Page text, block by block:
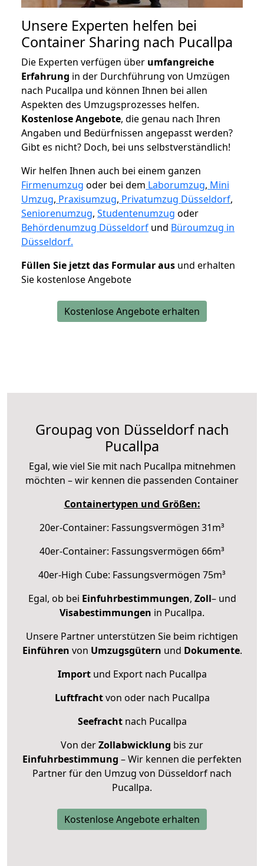
Unsere Experten helfen bei
Container Sharing nach Pucallpa
Die Experten verfügen über umfangreiche
Erfahrung in der Durchführung von Umzügen
nach Pucallpa und können Ihnen bei allen
Aspekten des Umzugsprozesses helfen.
Kostenlose Angebote, die genau nach Ihren
Angaben und Bedürfnissen angepasst werden?
Gibt es nicht? Doch, bei uns selbstverständlich!
Wir helfen Ihnen auch bei einem ganzen
Firmenumzug oder bei dem Laborumzug, Mini
Umzug, Praxisumzug, Privatumzug Düsseldorf,
Seniorenumzug, Studentenumzug oder
Behördenumzug Düsseldorf und Büroumzug in
Düsseldorf.
Füllen Sie jetzt das Formular aus und erhalten
Sie kostenlose Angebote
Kostenlose Angebote erhalten
Groupag von Düsseldorf nach
Pucallpa
Egal, wie viel Sie mit nach Pucallpa mitnehmen
möchten – wir kennen die passenden Container
Containertypen und Größen:
20er-Container: Fassungsvermögen 31m³
40er-Container: Fassungsvermögen 66m³
40er-High Cube: Fassungsvermögen 75m³
Egal, ob bei Einfuhrbestimmungen, Zoll– und
Visabestimmungen in Pucallpa.
Unsere Partner unterstützen Sie beim richtigen
Einführen von Umzugsgütern und Dokumente.
Importund Export nach Pucallpa
Luftfrachtvon oder nach Pucallpa
Seefrachtnach Pucallpa
Von derZollabwicklung bis zur
Einfuhrbestimmung – Wir kennen die perfekten
Partner für den Umzug von Düsseldorf nach
Pucallpa.
Kostenlose Angebote erhalten